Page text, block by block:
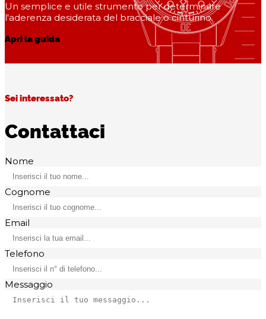
Un semplice e utile strumento per determinare
l'aderenza desiderata del bracciale o cinturino.
Apri la guida
Sei interessato?
Contattaci
Nome
Cognome
Email
Telefono
Messaggio